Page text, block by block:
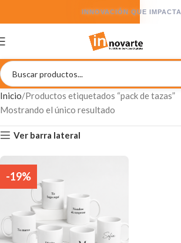
INNOVACIÓN QUE IMPACTA
Inicio Productos etiquetados “pack de tazas”
Mostrando el único resultado
Ver barra lateral
-19%